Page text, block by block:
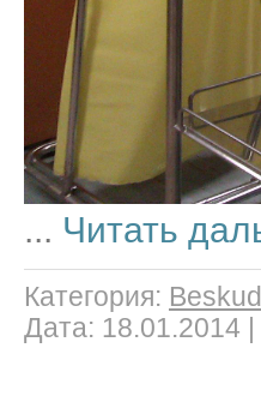
... Читать
Категория:
Дата: 18.01.2014